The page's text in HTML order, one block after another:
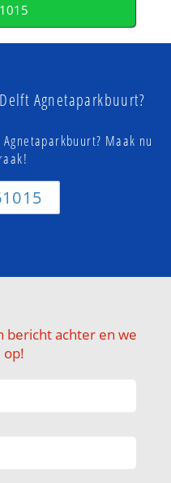
Agnetaparkbuurt?
Maak nu
bericht achter en we
op!